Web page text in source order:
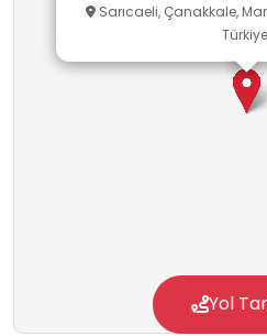
Sarıcaeli, Çanakkale,
Türkiye
Yol